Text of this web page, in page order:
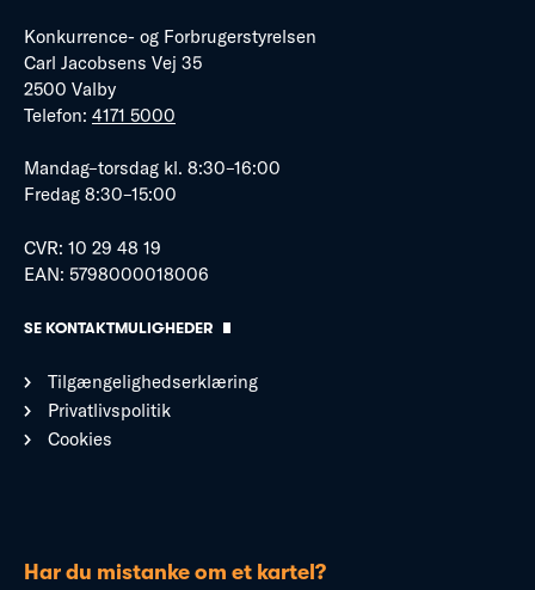
Konkurrence- og Forbrugerstyrelsen
Carl Jacobsens Vej 35
2500 Valby
Telefon: 4171 5000
Mandag–torsdag kl. 8:30–16:00
Fredag 8:30–15:00
CVR: 10 29 48 19
EAN: 5798000018006
SE KONTAKTMULIGHEDER
Tilgængelighedserklæring
Privatlivspolitik
Cookies
Har du mistanke om et kartel?